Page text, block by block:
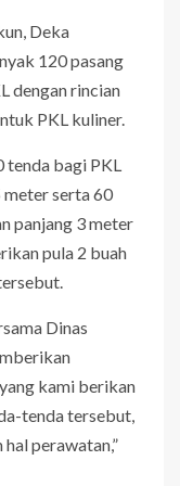
Deka
120 pasang
dengan rincian
PKL kuliner.
tenda bagi PKL
meter serta 60
panjang 3 meter
pula 2 buah
Dinas
kami berikan
tenda tersebut,
perawatan,”